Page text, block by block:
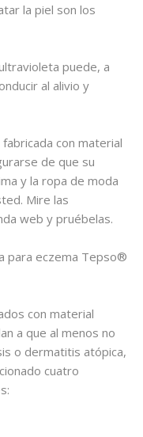
la piel son los
puede, a
al alivio y
con material
de que su
y la ropa de moda
Mire las
web y pruébelas.
para eczema Tepso®
con material
a que al menos no
o dermatitis atópica,
cuatro